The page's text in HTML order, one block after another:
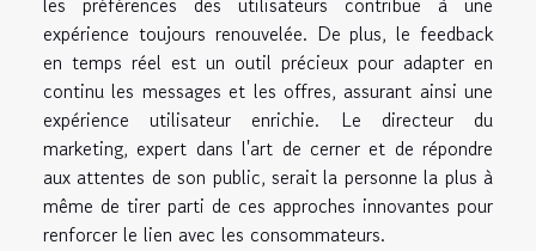
expérience toujours renouvelée. De plus, le feedback
en temps réel est un outil précieux pour adapter en
continu les messages et les offres, assurant ainsi une
expérience utilisateur enrichie. Le directeur du
marketing, expert dans l'art de cerner et de répondre
aux attentes de son public, serait la personne la plus à
même de tirer parti de ces approches innovantes pour
renforcer le lien avec les consommateurs.